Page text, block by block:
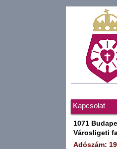
Kapcsolat
1071
Városligeti
Adószám: